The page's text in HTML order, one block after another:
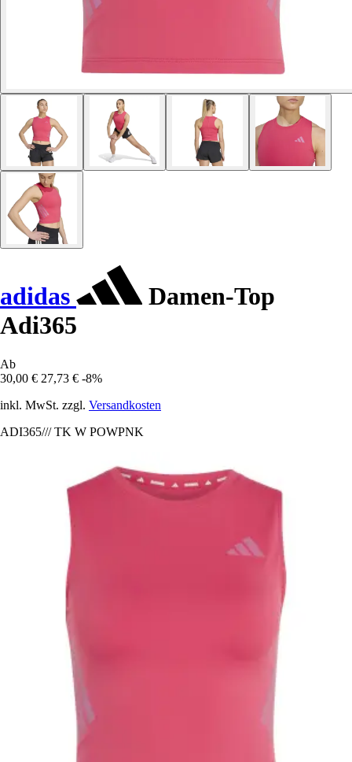
adidas
Damen-Top
Adi365
Ab
30,00 € 27,73 € -8%
inkl. MwSt. zzgl. Versandkosten
ADI365/// TK W POWPNK